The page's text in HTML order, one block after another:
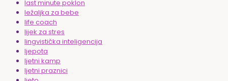
last minute poklon
ležaljka za bebe
life coach
lijek za stres
lingvistička inteligencija
ljepota
ljetni kamp
ljetni praznici